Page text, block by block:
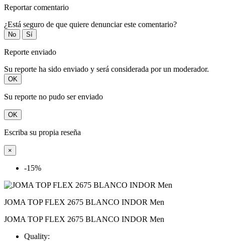
Reportar comentario
¿Está seguro de que quiere denunciar este comentario?
No Sí
Reporte enviado
Su reporte ha sido enviado y será considerada por un moderador.
OK
Su reporte no pudo ser enviado
OK
Escriba su propia reseña
×
-15%
JOMA TOP FLEX 2675 BLANCO INDOR Men
JOMA TOP FLEX 2675 BLANCO INDOR Men
Quality: